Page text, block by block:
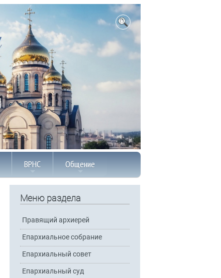
ВРНС Общение
Меню раздела
Правящий архиерей
Епархиальное собрание
Епархиальный совет
Епархиальный суд